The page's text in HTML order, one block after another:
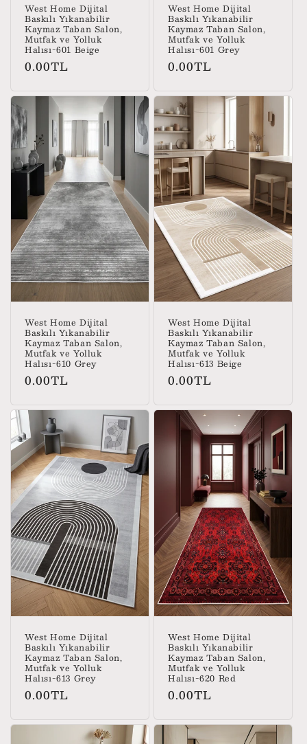
West Home Dijital
Baskılı Yıkanabilir
Kaymaz Taban Salon,
Mutfak ve Yolluk
Halısı-601 Beige
Normal
0.00TL
West Home Dijital
Baskılı Yıkanabilir
Kaymaz Taban Salon,
Mutfak ve Yolluk
Halısı-601 Grey
Normal
0.00TL
West Home Dijital
Baskılı Yıkanabilir
Kaymaz Taban Salon,
Mutfak ve Yolluk
Halısı-610 Grey
Normal
0.00TL
West Home Dijital
Baskılı Yıkanabilir
Kaymaz Taban Salon,
Mutfak ve Yolluk
Halısı-613 Beige
Normal
0.00TL
West Home Dijital
Baskılı Yıkanabilir
Kaymaz Taban Salon,
Mutfak ve Yolluk
Halısı-613 Grey
Normal
0.00TL
West Home Dijital
Baskılı Yıkanabilir
Kaymaz Taban Salon,
Mutfak ve Yolluk
Halısı-620 Red
Normal
0.00TL